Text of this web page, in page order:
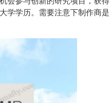
学学历。需要注意下制作商是